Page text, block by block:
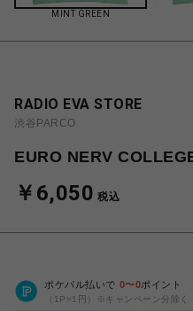
MINT GREEN
RADIO EVA STORE
渋谷PARCO
EURO NERV
￥6,050 税込
ポケパル払いで 0〜0ポイント
（1P=1円）※キャンペーン分除く